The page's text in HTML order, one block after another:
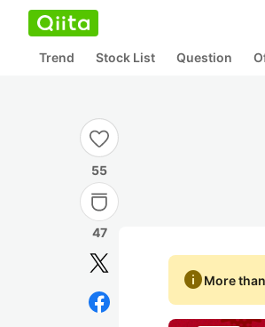
Trend Stock List Question
55
47
infoMore